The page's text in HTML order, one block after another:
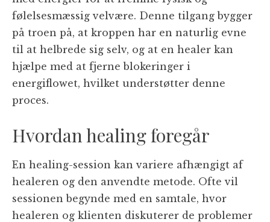
følelsesmæssig velvære. Denne tilgang bygger
på troen på, at kroppen har en naturlig evne
til at helbrede sig selv, og at en healer kan
hjælpe med at fjerne blokeringer i
energiflowet, hvilket understøtter denne
proces.
Hvordan healing foregår
En healing-session kan variere afhængigt af
healeren og den anvendte metode. Ofte vil
sessionen begynde med en samtale, hvor
healeren og klienten diskuterer de problemer